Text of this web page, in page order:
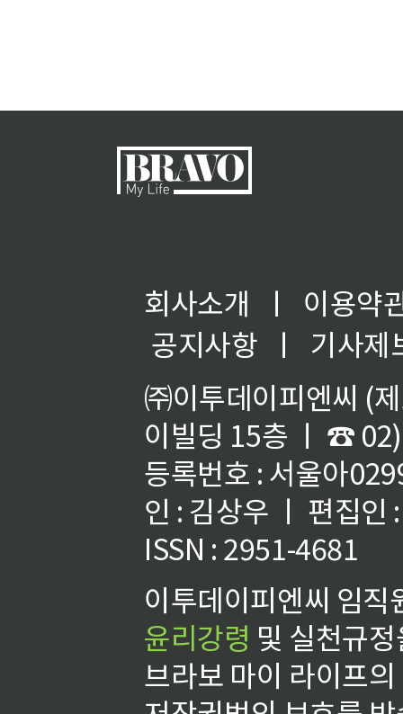
회사소개 ㅣ
이용약
공지사항
ㅣ
기사제
㈜이투데이피엔씨 (
이빌딩 15층 ㅣ ☎
등록번호 : 서울아
인 : 김상우 ㅣ 편집인
ISSN : 2951-4681
이투데이피엔씨 임
윤리강령 및 실천규
브라보 마이 라이프